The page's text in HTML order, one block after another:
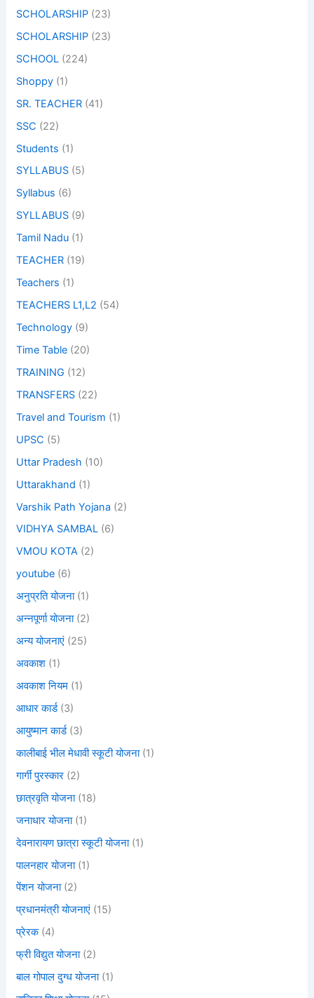
SCHOLARSHIP (23)
SCHOLARSHIP (23)
SCHOOL (224)
Shoppy (1)
SR. TEACHER (41)
SSC (22)
Students (1)
SYLLABUS (5)
Syllabus (6)
SYLLABUS (9)
Tamil Nadu (1)
TEACHER (19)
Teachers (1)
TEACHERS L1,L2 (54)
Technology (9)
Time Table (20)
TRAINING (12)
TRANSFERS (22)
Travel and Tourism (1)
UPSC (5)
Uttar Pradesh (10)
Uttarakhand (1)
Varshik Path Yojana (2)
VIDHYA SAMBAL (6)
VMOU KOTA (2)
youtube (6)
अनुप्रति योजना(1)
अन्नपूर्णा योजना(2)
अन्य योजनाएं (25)
अवकाश (1)
अवकाश नियम (1)
आधार कार्ड(3)
आयुष्मान कार्ड(3)
कालीबाई भील मेधावी स्कूटी योजना(1)
गार्गी पुरस्कार (2)
छात्रवृति योजना(18)
जनाधार योजना(1)
देवनारायण छात्रा स्कूटी योजना(1)
पालनहार योजना(1)
पेंशन योजना(2)
प्रधानमंत्री योजनाएं (15)
प्रेरक(4)
फ्री विद्युत योजना(2)
बाल गोपाल दुग्ध योजना(1)